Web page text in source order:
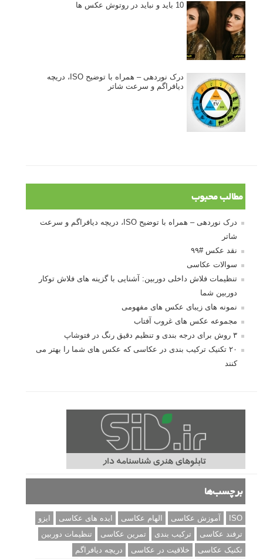
10 باید و نباید در روتوش عکس ها
درک نوردهی – همراه با توضیح ISO، دریچه
دیافراگم و سرعت شاتر
مطالب محبوب
درک نوردهی – همراه با توضیح ISO، دریچه دیافراگم و سرعت
شاتر
نقد عکس #۹۹
سوالات عکاسی
تنظیمات فلاش داخلی دوربین: آشنایی با گزینه های فلاش توکار
دوربین شما
نمونه های زیبای عکس های مفهومی
مجموعه عکس های غروب آفتاب
۳ روش برای درجه بندی و تنظیم دقیق رنگ در فتوشاپ
۲۰ تکنیک ترکیب بندی در عکاسی که عکس های شما را بهتر می
کنند
برچسب‌ها
ISO آموزش عکاسی الهام عکاسی ایده های عکاسی
ایزو
ترفند عکاسی
ترکیب بندی تمرین عکاسی
تنظیمات دوربین
تکنیک عکاسی
خلاقیت در عکاسی
دریچه دیافراگم